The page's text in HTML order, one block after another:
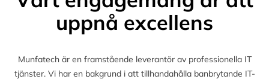
uppnå excellens
Munfatech är en framstående leverantör av professionella IT
tjänster. Vi har en bakgrund i att tillhandahålla banbrytande IT-